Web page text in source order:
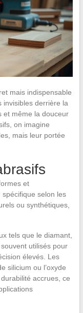
mais indispensable
invisibles derrière la
et même la douceur
on imagine
mais leur portée
et
selon les
ou synthétiques,
tels que le diamant,
utilisés pour
élevés. Les
silicium ou l’oxyde
accrues, ce